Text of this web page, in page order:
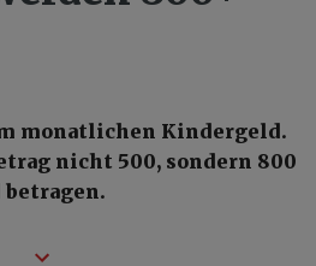
monatlichen Kindergeld.
nicht 500, sondern 800